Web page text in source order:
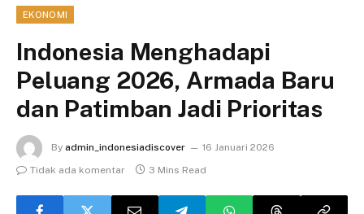
EKONOMI
Indonesia Menghadapi
Peluang 2026, Armada Baru
dan Patimban Jadi Prioritas
By admin_indonesiadiscover
16 Januari 2026
Tidak ada komentar
3 Mins Read